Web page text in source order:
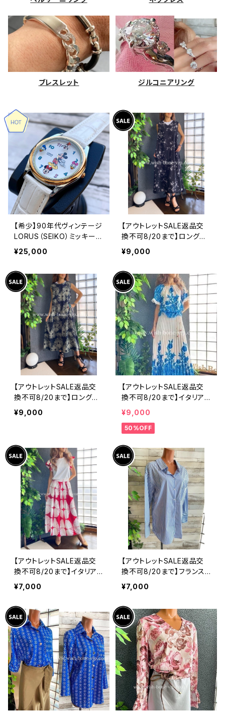
ブレスレット ジルコニアリング
【希少】90年代ヴィンテージ
LORUS（SEIKO）ミッキーマ
ウス 腕時計（RRS260） 1
990年代未使用品 電池交
LOR④
¥25,000
【アウトレットSALE返品交
換不可8/20まで】ロングワ
ンピース・マキシワンピー
ス・サラッと軽やか春夏ワン
¥9,000
【アウトレットSALE返品交
換不可8/20まで】ロングワ
ンピース・マキシワンピー
ス・サラッと軽やか春夏ワン
¥9,000
【アウトレットSALE返品交
換不可8/20まで】イタリア
製ロング・マキシスカート＆
トップス セットアップ /ホワ
イト＆ブルー(S)(M)(L)
¥9,000
50%OFF
【アウトレットSALE返品交
換不可8/20まで】イタリア
製インポート セットアップド
レス｜ロングスカート＆カッ
y/ホワイト＆レッド(S)(M)
(L)(XL)
¥7,000
【アウトレットSALE返品交
換不可8/20まで】フランス
インポート・BIGシャツ｜ピ
ンストライプ デザインシャ
ロングシャツ/ブルー
¥7,000